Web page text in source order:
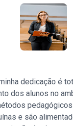
dedicação é
dos alunos no
e são